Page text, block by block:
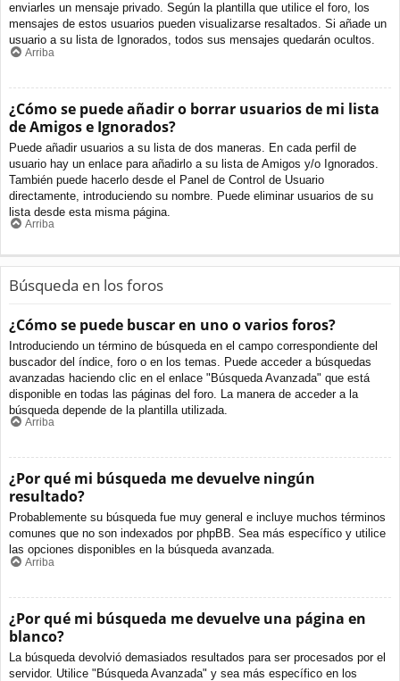
enviarles un mensaje privado. Según la plantilla que utilice el foro, los
mensajes de estos usuarios pueden visualizarse resaltados. Si añade un
usuario a su lista de Ignorados, todos sus mensajes quedarán ocultos.
Arriba
¿Cómo se puede añadir o borrar usuarios de mi lista
de Amigos e Ignorados?
Puede añadir usuarios a su lista de dos maneras. En cada perfil de
usuario hay un enlace para añadirlo a su lista de Amigos y/o Ignorados.
También puede hacerlo desde el Panel de Control de Usuario
directamente, introduciendo su nombre. Puede eliminar usuarios de su
lista desde esta misma página.
Arriba
Búsqueda en los foros
¿Cómo se puede buscar en uno o varios foros?
Introduciendo un término de búsqueda en el campo correspondiente del
buscador del índice, foro o en los temas. Puede acceder a búsquedas
avanzadas haciendo clic en el enlace "Búsqueda Avanzada" que está
disponible en todas las páginas del foro. La manera de acceder a la
búsqueda depende de la plantilla utilizada.
Arriba
¿Por qué mi búsqueda me devuelve ningún
resultado?
Probablemente su búsqueda fue muy general e incluye muchos términos
comunes que no son indexados por phpBB. Sea más específico y utilice
las opciones disponibles en la búsqueda avanzada.
Arriba
¿Por qué mi búsqueda me devuelve una página en
blanco?
La búsqueda devolvió demasiados resultados para ser procesados por el
servidor. Utilice "Búsqueda Avanzada" y sea más específico en los